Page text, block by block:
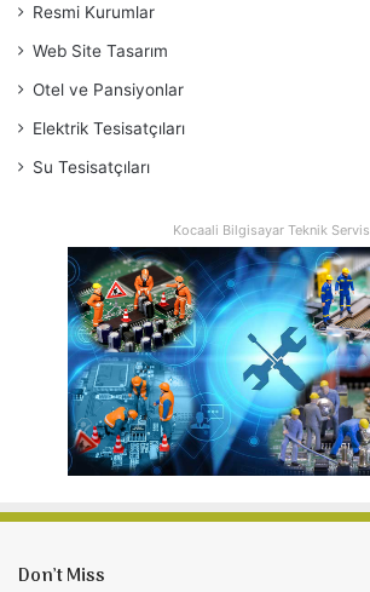
Resmi Kurumlar
Web Site Tasarım
Otel ve Pansiyonlar
Elektrik Tesisatçıları
Su Tesisatçıları
Kocaali Bilgisayar Teknik Servis
Don’t Miss